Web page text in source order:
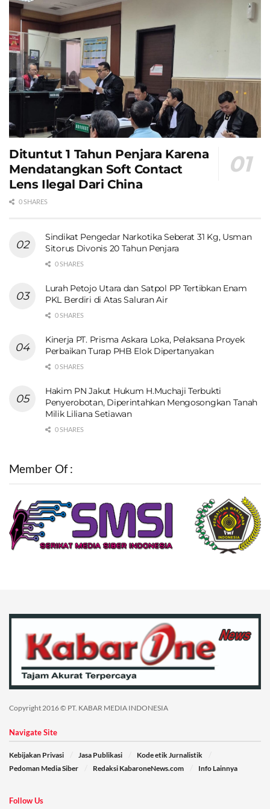
Dituntut 1 Tahun Penjara Karena
Mendatangkan Soft Contact
Lens Ilegal Dari China
0 SHARES
Sindikat Pengedar Narkotika Seberat 31 Kg, Usman
Sitorus Divonis 20 Tahun Penjara
0 SHARES
Lurah Petojo Utara dan Satpol PP Tertibkan Enam
PKL Berdiri di Atas Saluran Air
0 SHARES
Kinerja PT. Prisma Askara Loka, Pelaksana Proyek
Perbaikan Turap PHB Elok Dipertanyakan
0 SHARES
Hakim PN Jakut Hukum H.Muchaji Terbukti
Penyerobotan, Diperintahkan Mengosongkan Tanah
Milik Liliana Setiawan
0 SHARES
Member Of :
Copyright 2016 © PT. KABAR MEDIA INDONESIA
Navigate Site
Kebijakan Privasi Jasa Publikasi
Kode etik Jurnalistik
Pedoman Media Siber
Redaksi KabaroneNews.com Info Lainnya
Follow Us